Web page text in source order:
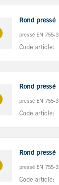
Rond pressé
pressé EN 755-3
Code article:
Rond pressé
pressé EN 755-3
Code article:
Rond pressé
pressé EN 755-3
Code article: